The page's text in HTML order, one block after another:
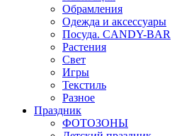
Обрамления
Одежда и аксессуары
Посуда. CANDY-BAR
Растения
Свет
Игры
Текстиль
Разное
Праздник
ФОТОЗОНЫ